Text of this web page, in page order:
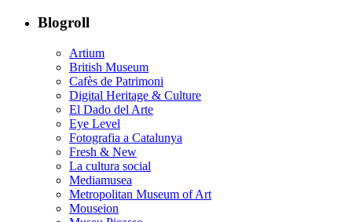
Blogroll
Artium
British Museum
Cafès de Patrimoni
Digital Heritage & Culture
El Dado del Arte
Eye Level
Fotografia a Catalunya
Fresh & New
La cultura social
Mediamusea
Metropolitan Museum of Art
Mouseion